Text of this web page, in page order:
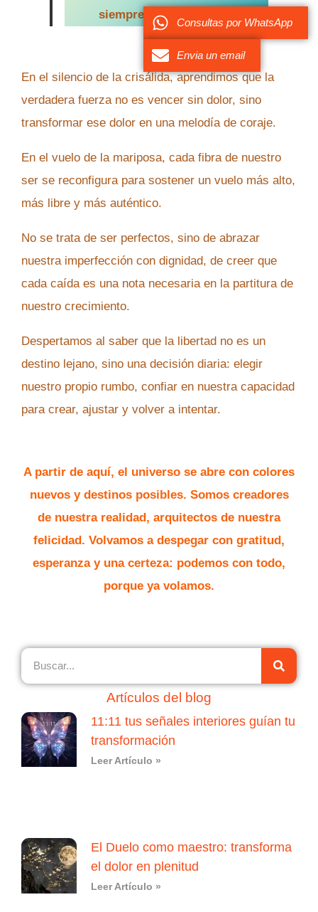
siempre ha estado en ti.
En el silencio de la crisálida, aprendimos que la
verdadera fuerza no es vencer sin dolor, sino
transformar ese dolor en una melodía de coraje.
En el vuelo de la mariposa, cada fibra de nuestro
ser se reconfigura para sostener un vuelo más alto,
más libre y más auténtico.
No se trata de ser perfectos, sino de abrazar
nuestra imperfección con dignidad, de creer que
cada caída es una nota necesaria en la partitura de
nuestro crecimiento.
Despertamos al saber que la libertad no es un
destino lejano, sino una decisión diaria: elegir
nuestro propio rumbo, confiar en nuestra capacidad
para crear, ajustar y volver a intentar.
A partir de aquí, el universo se abre con colores
nuevos y destinos posibles. Somos creadores
de nuestra realidad, arquitectos de nuestra
felicidad. Volvamos a despegar con gratitud,
esperanza y una certeza: podemos con todo,
porque ya volamos.
Artículos del blog
11:11 tus señales interiores guían tu
transformación
Leer Artículo »
El Duelo como maestro: transforma
el dolor en plenitud
Leer Artículo »
Consultas por WhatsApp
Envia un email